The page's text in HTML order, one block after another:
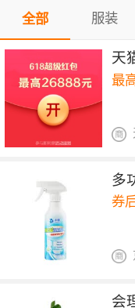
全部 服装
天
最
多
券
会